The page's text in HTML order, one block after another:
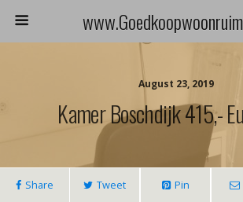
August 23, 2019
Kamer Boschdijk 415,-
Share Tweet Pin